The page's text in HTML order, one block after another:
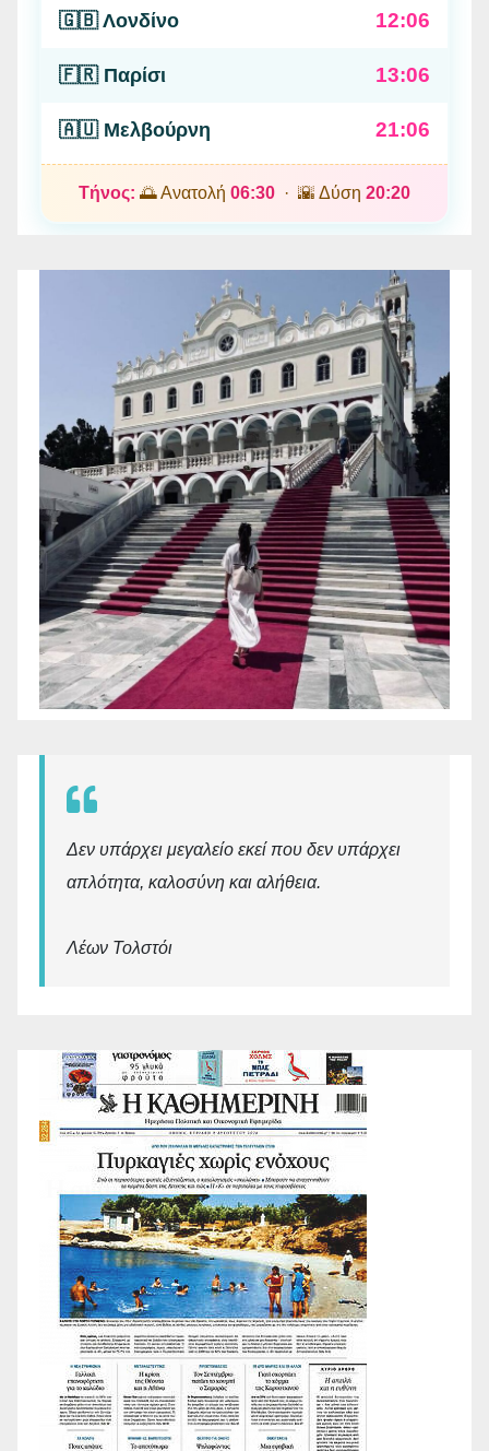
🇬🇧 Λονδίνο 12:06
🇫🇷 Παρίσι 13:06
🇦🇺 Μελβούρνη 21:06
Τήνος: 🌅 Ανατολή 06:30 · 🌇 Δύση 20:20
Δεν υπάρχει μεγαλείο εκεί που δεν υπάρχει
απλότητα, καλοσύνη και αλήθεια.
Λέων Τολστόι